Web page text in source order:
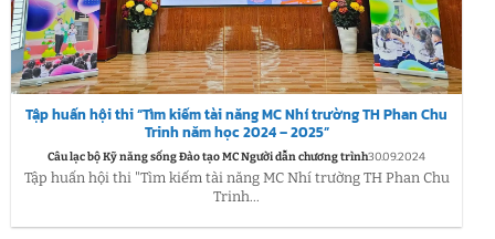
Tập huấn hội thi “Tìm kiếm tài năng MC Nhí trường TH Phan Chu
Trinh năm học 2024 – 2025”
Câu lạc bộ Kỹ năng sống Đào tạo MC Người dẫn chương trình30.09.2024
Tập huấn hội thi "Tìm kiếm tài năng MC Nhí trường TH Phan Chu
Trinh...